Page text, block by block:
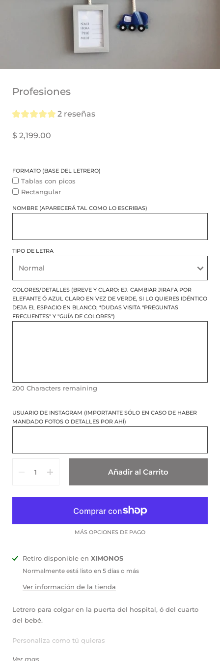
Profesiones
2 reseñas
$ 2,199.00
FORMATO (BASE DEL LETRERO)
del
Tablas con picos
Rectangular
NOMBRE (APARECERÁ TAL COMO LO ESCRIBAS)
TIPO DE LETRA
COLORES/DETALLES (BREVE Y CLARO: EJ. CAMBIAR JIRAFA POR
ELEFANTE Ó AZUL CLARO EN VEZ DE VERDE, SI LO QUIERES IDÉNTICO
DEJA EL ESPACIO EN BLANCO; *DUDAS VISITA "PREGUNTAS
FRECUENTES" Y "GUÍA DE COLORES")
200 Characters remaining
USUARIO DE INSTAGRAM (IMPORTANTE SÓLO EN CASO DE HABER
MANDADO FOTOS O DETALLES POR AHÍ)
Añadir al Carrito
MÁS OPCIONES DE PAGO
Retiro disponible en XIMONOS
Normalmente está listo en 5 días o más
Ver información de la tienda
Letrero para colgar en la puerta del hospital, ó del cuarto
del bebé.
Personaliza como tú quieras
Ver mas